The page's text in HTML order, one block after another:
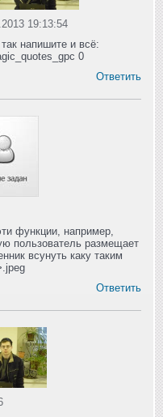
19:13:54
напишите и всё:
0
Ответить
функции, например,
пользователь размещает
всунуть каку таким
Ответить